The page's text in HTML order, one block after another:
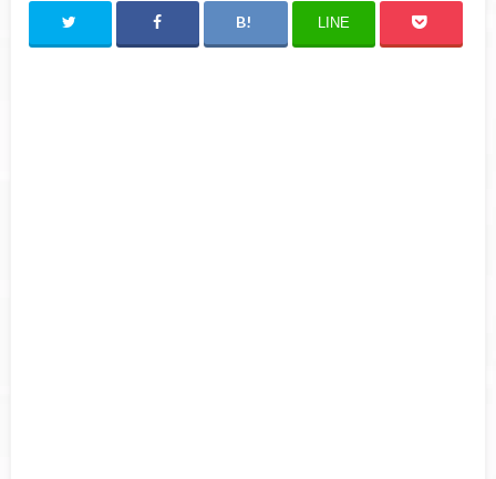
LINE